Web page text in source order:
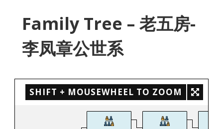
Family Tree – 老五房-
李凤章公世系
SHIFT + MOUSEWHEEL TO ZOOM